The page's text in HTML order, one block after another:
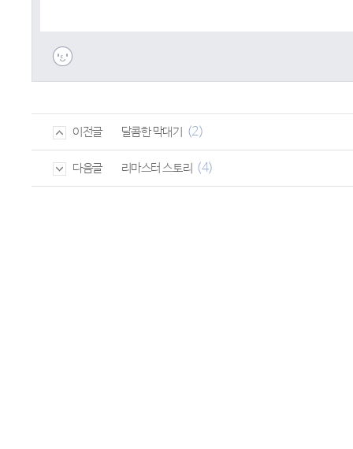
이전글 달콤한 막대기 (2)
다음글 리마스터 스토리 (4)